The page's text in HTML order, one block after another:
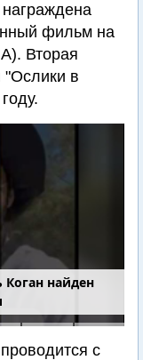
фильм на
Вторая
"Ослики в
найден
с